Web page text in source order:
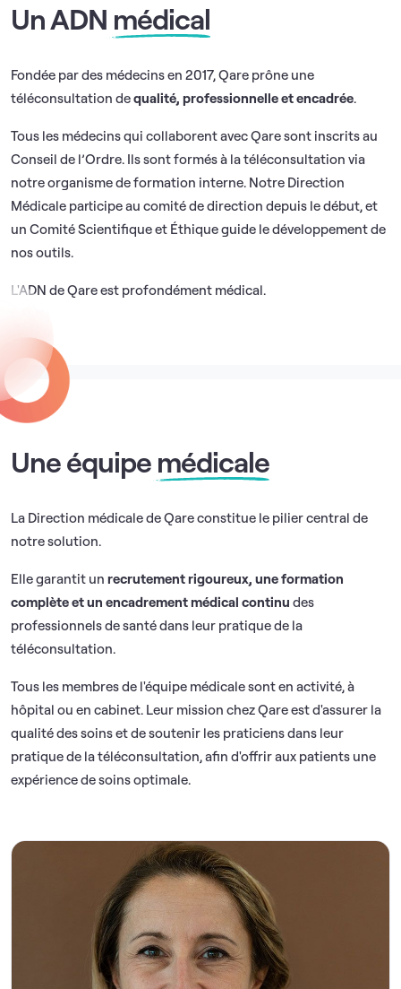
Un ADN médical
Fondée par des médecins en 2017, Qare prône une
téléconsultation dequalité, professionnelle et encadrée.
Tous les médecins qui collaborent avec Qare sont inscrits au
Conseil de l’Ordre. Ils sont formés à la téléconsultation via
notre organisme de formation interne. Notre Direction
Médicale participe au comité de direction depuis le début, et
un Comité Scientifique et Éthique guide le développement de
nos outils.
L'ADN de Qare est profondément médical.
Une équipe médicale
La Direction médicale de Qare constitue le pilier central de
notre solution.
Elle garantit un recrutement rigoureux, une formation
complète et un encadrement médical continu des
professionnels de santé dans leur pratique de la
téléconsultation.
Tous les membres de l'équipe médicale sont en activité, à
hôpital ou en cabinet. Leur mission chez Qare est d'assurer la
qualité des soins et de soutenir les praticiens dans leur
pratique de la téléconsultation, afin d'offrir aux patients une
expérience de soins optimale.